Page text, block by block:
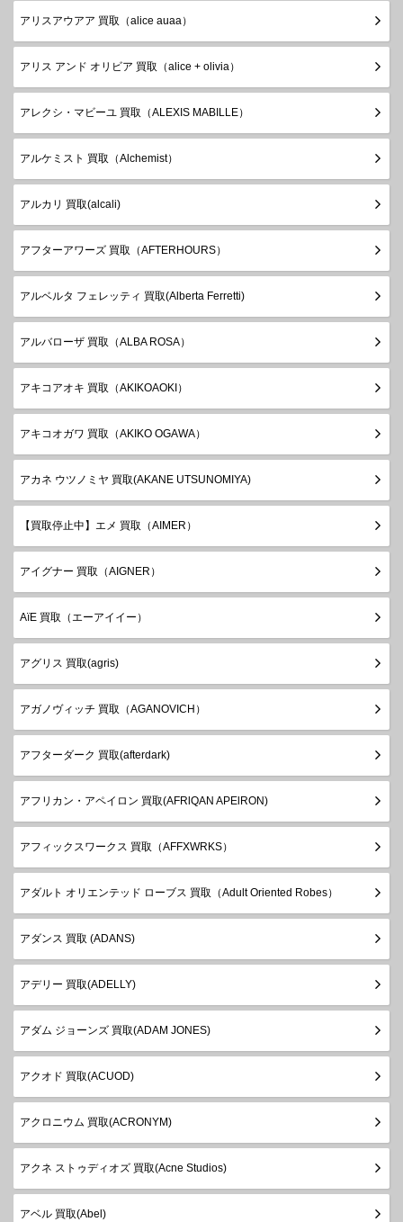
アリスアウアア 買取（alice auaa）
アリス アンド オリビア 買取（alice + olivia）
アレクシ・マビーユ 買取（ALEXIS MABILLE）
アルケミスト 買取（Alchemist）
アルカリ 買取(alcali)
アフターアワーズ 買取（AFTERHOURS）
アルベルタ フェレッティ 買取(Alberta Ferretti)
アルバローザ 買取（ALBA ROSA）
アキコアオキ 買取（AKIKOAOKI）
アキコオガワ 買取（AKIKO OGAWA）
アカネ ウツノミヤ 買取(AKANE UTSUNOMIYA)
【買取停止中】エメ 買取（AIMER）
アイグナー 買取（AIGNER）
AïE 買取（エーアイイー）
アグリス 買取(agris)
アガノヴィッチ 買取（AGANOVICH）
アフターダーク 買取(afterdark)
アフリカン・アペイロン 買取(AFRlQAN APElRON)
アフィックスワークス 買取（AFFXWRKS）
アダルト オリエンテッド ローブス 買取（Adult Oriented Robes）
アダンス 買取 (ADANS)
アデリー 買取(ADELLY)
アダム ジョーンズ 買取(ADAM JONES)
アクオド 買取(ACUOD)
アクロニウム 買取(ACRONYM)
アクネ ストゥディオズ 買取(Acne Studios)
アベル 買取(Abel)